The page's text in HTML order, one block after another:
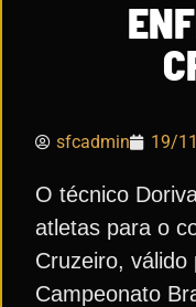
sfcadmin 19/
O técnico
atletas para o
Cruzeiro, válido
Campeonato